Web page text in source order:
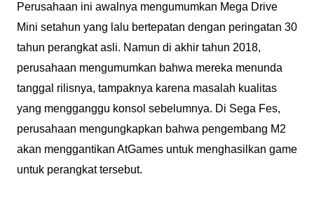
Perusahaan ini awalnya mengumumkan Mega Drive
Mini setahun yang lalu bertepatan dengan peringatan 30
tahun perangkat asli. Namun di akhir tahun 2018,
perusahaan mengumumkan bahwa mereka menunda
tanggal rilisnya, tampaknya karena masalah kualitas
yang mengganggu konsol sebelumnya. Di Sega Fes,
perusahaan mengungkapkan bahwa pengembang M2
akan menggantikan AtGames untuk menghasilkan game
untuk perangkat tersebut.